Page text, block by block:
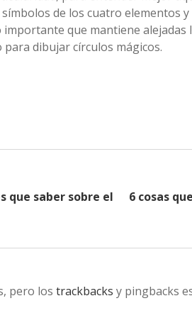
de los cuatro elementos
que mantiene alejadas
dibujar círculos mágicos.
que saber sobre el
6 cosas
pero los trackbacks y pingbacks